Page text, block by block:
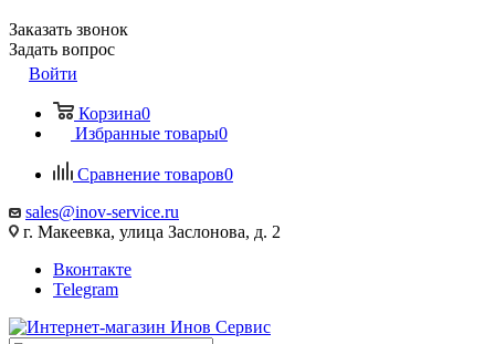
Заказать звонок
Задать вопрос
Войти
Корзина0
Избранные товары0
Сравнение товаров0
sales@inov-service.ru
г. Макеевка, улица Заслонова, д. 2
Вконтакте
Telegram